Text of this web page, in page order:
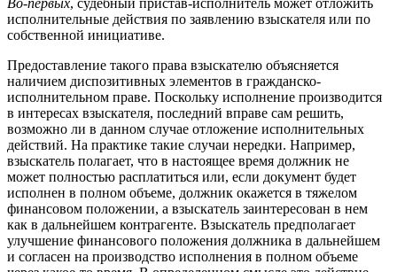
исполнительные действия по заявлению взыскателя или по
собственной инициативе.
Предоставление такого права взыскателю объясняется
наличием диспозитивных элементов в гражданско-
исполнительном праве. Поскольку исполнение производится
в интересах взыскателя, последний вправе сам решить,
возможно ли в данном случае отложение исполнительных
действий. На практике такие случаи нередки. Например,
взыскатель полагает, что в настоящее время должник не
может полностью расплатиться или, если документ будет
исполнен в полном объеме, должник окажется в тяжелом
финансовом положении, а взыскатель заинтересован в нем
как в дальнейшем контрагенте. Взыскатель предполагает
улучшение финансового положения должника в дальнейшем
и согласен на производство исполнения в полном объеме